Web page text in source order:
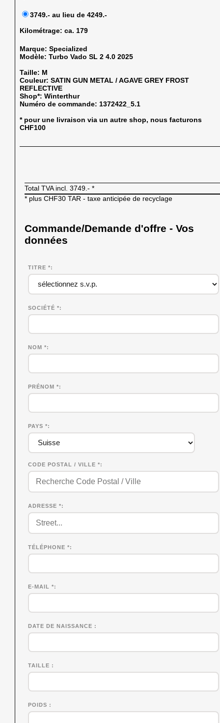
3749.- au lieu de 4249.-
Kilométrage: ca. 179
Marque:Specialized
Modèle:Turbo Vado SL 2 4.0 2025
Taille: M
Couleur:SATIN GUN METAL / AGAVE GREY FROST
REFLECTIVE
Shop*:Winterthur
Numéro de commande:1372422_5.1
* pour une livraison via un autre shop, nous facturons
CHF100
Total TVA incl.3749.- *
* plus CHF30 TAR - taxe anticipée de recyclage
Commande/Demande d'offre - Vos
données
TITRE *
SOCIÉTÉ*
NOM*
PRÉNOM*
PAYS *
CODE POSTAL / VILLE *
ADRESSE *
TÉLÉPHONE *
E-MAIL *
DATE DE NAISSANCE
TAILLE
POIDS